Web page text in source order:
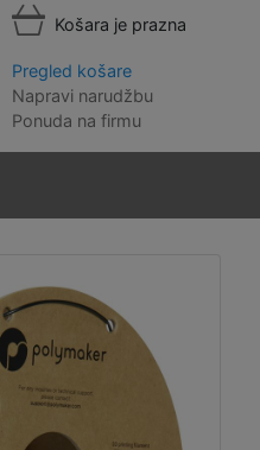
Košara je prazna
Pregled košare
Napravi narudžbu
Ponuda na firmu